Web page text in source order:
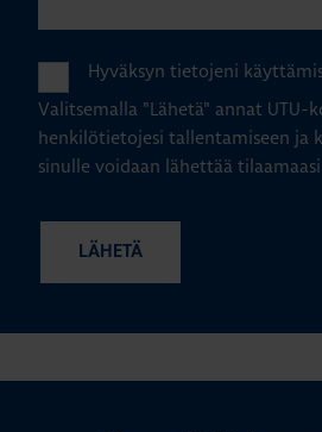
Hyväksyn tietojeni
Valitsemalla "Lähetä" annat UTU-
henkilötietojesi tallentamiseen ja
sinulle voidaan lähettää